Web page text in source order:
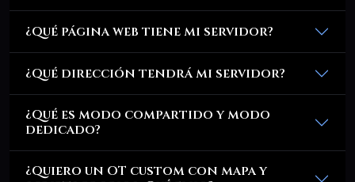
¿Qué página web tiene mi servidor?
¿Qué dirección tendrá mi servidor?
¿Qué es modo compartido y modo
dedicado?
¿Quiero un OT custom con mapa y